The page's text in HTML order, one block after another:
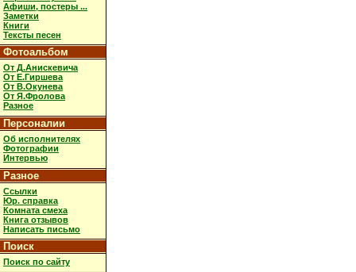
Афиши, постеры ...
Заметки
Книги
Тексты песен
Фотоальбом
От Д.Анискевича
От Е.Гиршева
От В.Окунева
От Я.Фролова
Разное
Персоналии
Об исполнителях
Фотографии
Интервью
Разное
Ссылки
Юр. справка
Комната смеха
Книга отзывов
Написать письмо
Поиск
Поиск по сайту